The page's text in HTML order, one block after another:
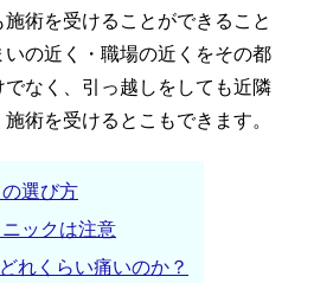
術を受けることができること
いの近く・職場の近くをその都
でなく、引っ越しをしても近隣
術を受けるとこもできます。
選び方
ックは注意
れくらい痛いのか？